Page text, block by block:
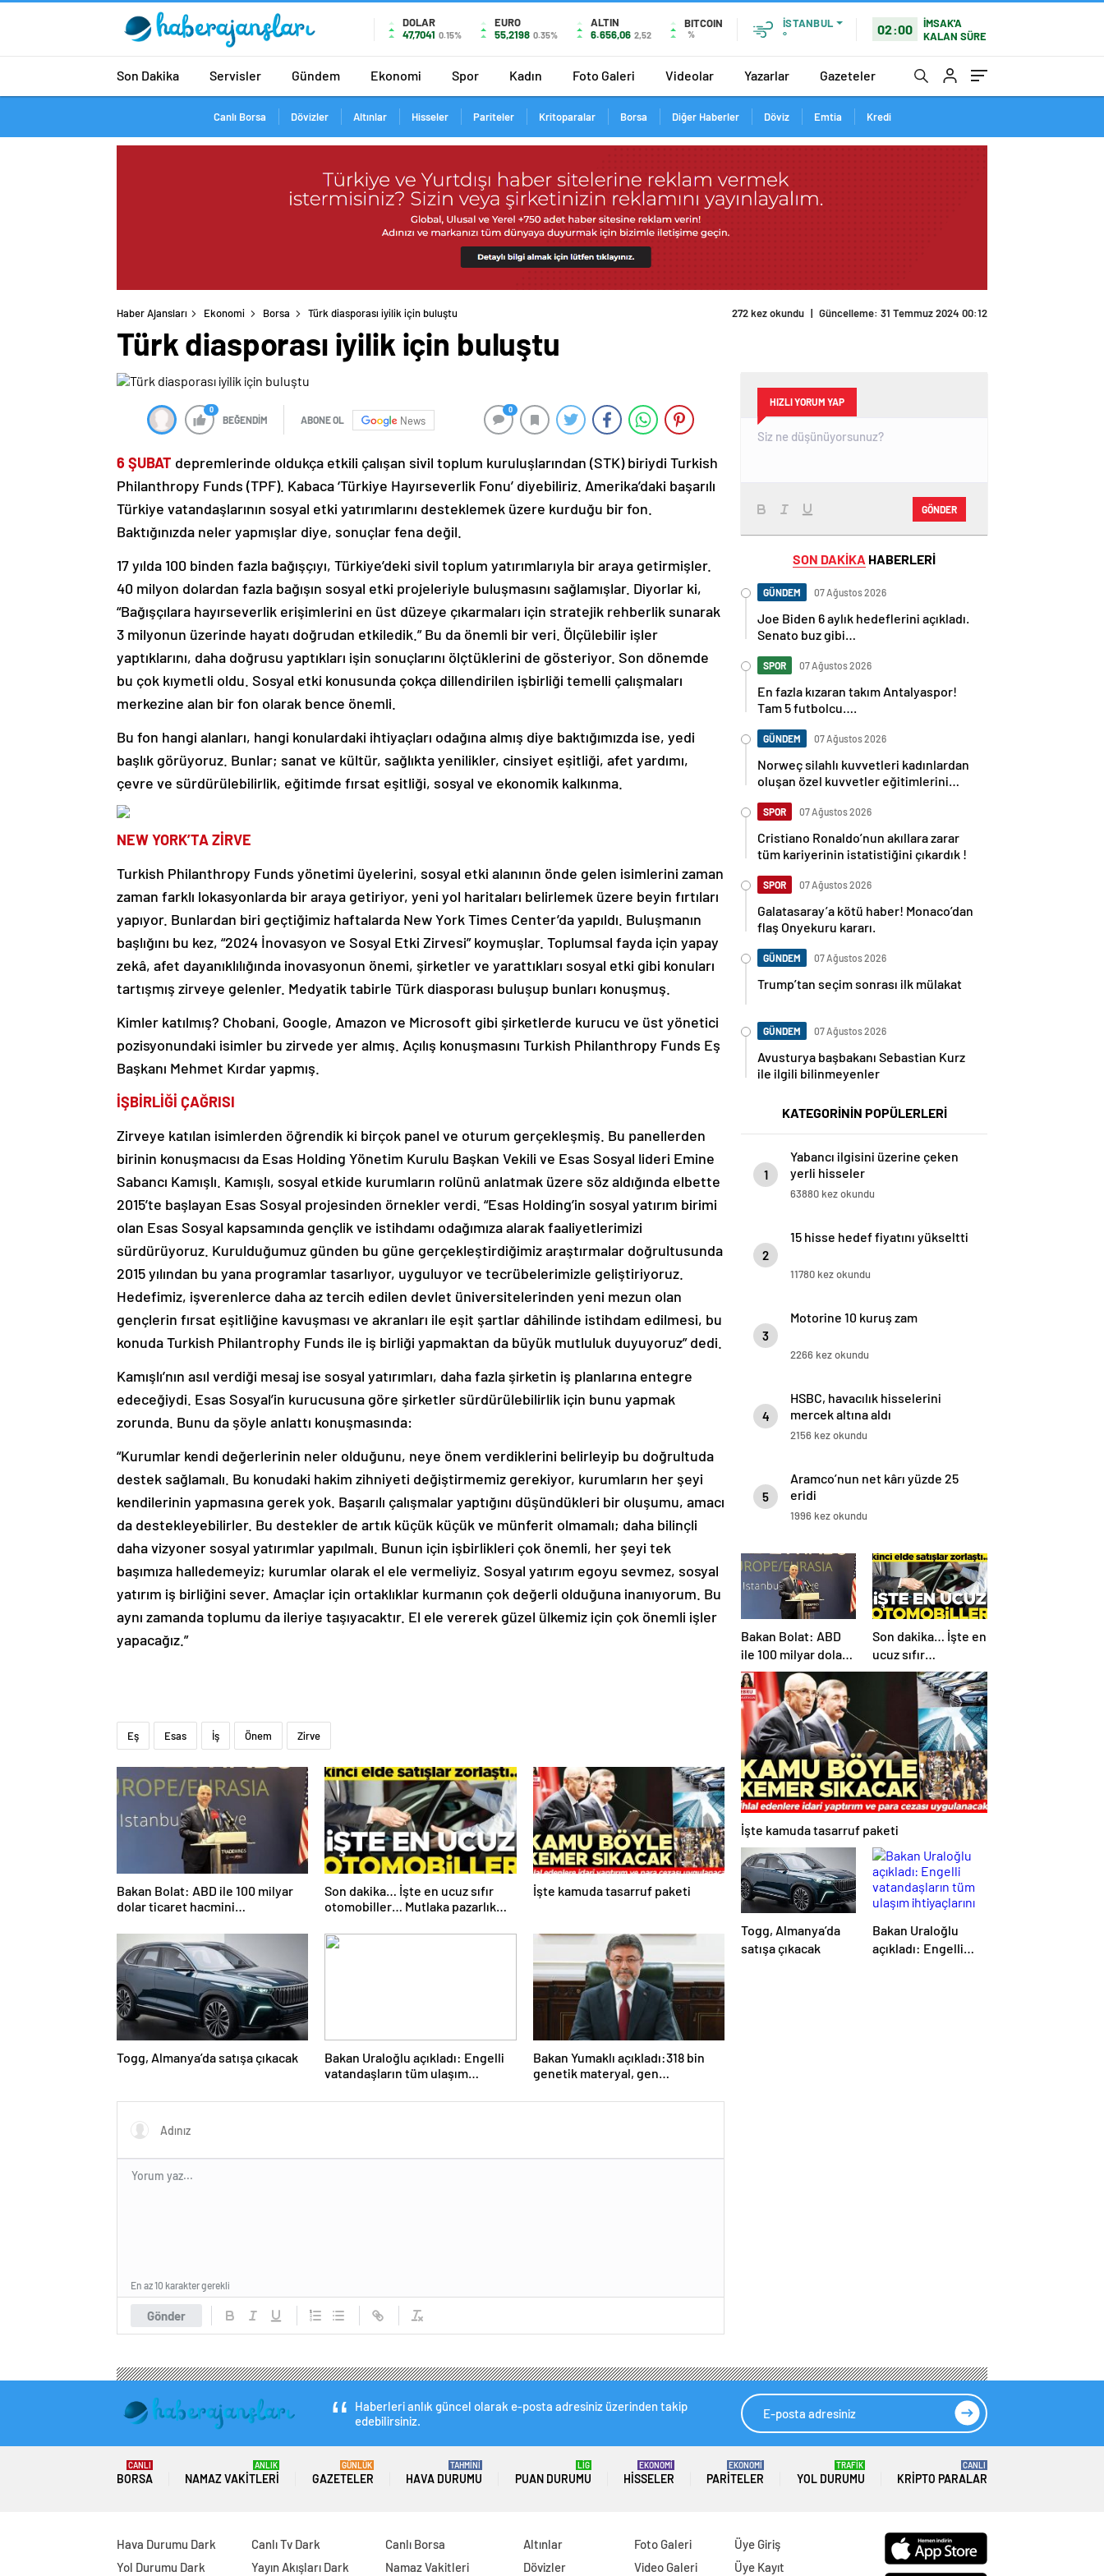
DOLAR
47,7041 0.15%
EURO
55,2198 0.35%
ALTIN
6.656,06 2,52
BITCOIN
%
İSTANBUL
°
02:00
İMSAK'A
KALAN SÜRE
Son Dakika Servisler Gündem Ekonomi Spor Kadın Foto Galeri Videolar Yazarlar Gazeteler
Canlı Borsa Dövizler Altınlar Hisseler Pariteler Kritoparalar Borsa Diğer Haberler Döviz Emtia Kredi
Haber Ajansları Ekonomi Borsa Türk diasporası iyilik için buluştu 272 kez okundu | Güncelleme: 31 Temmuz 2024 00:12
Türk diasporası iyilik için buluştu
0
BEĞENDİM ABONE OL News
0
6 ŞUBAT depremlerinde oldukça etkili çalışan sivil toplum kuruluşlarından (STK) biriydi Turkish
Philanthropy Funds (TPF). Kabaca ‘Türkiye Hayırseverlik Fonu’ diyebiliriz. Amerika’daki başarılı
Türkiye vatandaşlarının sosyal etki yatırımlarını desteklemek üzere kurduğu bir fon.
Baktığınızda neler yapmışlar diye, sonuçlar fena değil.
17 yılda 100 binden fazla bağışçıyı, Türkiye’deki sivil toplum yatırımlarıyla bir araya getirmişler.
40 milyon dolardan fazla bağışın sosyal etki projeleriyle buluşmasını sağlamışlar. Diyorlar ki,
“Bağışçılara hayırseverlik erişimlerini en üst düzeye çıkarmaları için stratejik rehberlik sunarak
3 milyonun üzerinde hayatı doğrudan etkiledik.” Bu da önemli bir veri. Ölçülebilir işler
yaptıklarını, daha doğrusu yaptıkları işin sonuçlarını ölçtüklerini de gösteriyor. Son dönemde
bu çok kıymetli oldu. Sosyal etki konusunda çokça dillendirilen işbirliği temelli çalışmaları
merkezine alan bir fon olarak bence önemli.
Bu fon hangi alanları, hangi konulardaki ihtiyaçları odağına almış diye baktığımızda ise, yedi
başlık görüyoruz. Bunlar; sanat ve kültür, sağlıkta yenilikler, cinsiyet eşitliği, afet yardımı,
çevre ve sürdürülebilirlik, eğitimde fırsat eşitliği, sosyal ve ekonomik kalkınma.
NEW YORK’TA ZİRVE
Turkish Philanthropy Funds yönetimi üyelerini, sosyal etki alanının önde gelen isimlerini zaman
zaman farklı lokasyonlarda bir araya getiriyor, yeni yol haritaları belirlemek üzere beyin fırtıları
yapıyor. Bunlardan biri geçtiğimiz haftalarda New York Times Center’da yapıldı. Buluşmanın
başlığını bu kez, “2024 İnovasyon ve Sosyal Etki Zirvesi” koymuşlar. Toplumsal fayda için yapay
zekâ, afet dayanıklılığında inovasyonun önemi, şirketler ve yarattıkları sosyal etki gibi konuları
tartışmış zirveye gelenler. Medyatik tabirle Türk diasporası buluşup bunları konuşmuş.
Kimler katılmış? Chobani, Google, Amazon ve Microsoft gibi şirketlerde kurucu ve üst yönetici
pozisyonundaki isimler bu zirvede yer almış. Açılış konuşmasını Turkish Philanthropy Funds Eş
Başkanı Mehmet Kırdar yapmış.
İŞBİRLİĞİ ÇAĞRISI
Zirveye katılan isimlerden öğrendik ki birçok panel ve oturum gerçekleşmiş. Bu panellerden
birinin konuşmacısı da Esas Holding Yönetim Kurulu Başkan Vekili ve Esas Sosyal lideri Emine
Sabancı Kamışlı. Kamışlı, sosyal etkide kurumların rolünü anlatmak üzere söz aldığında elbette
2015’te başlayan Esas Sosyal projesinden örnekler verdi. “Esas Holding’in sosyal yatırım birimi
olan Esas Sosyal kapsamında gençlik ve istihdamı odağımıza alarak faaliyetlerimizi
sürdürüyoruz. Kurulduğumuz günden bu güne gerçekleştirdiğimiz araştırmalar doğrultusunda
2015 yılından bu yana programlar tasarlıyor, uyguluyor ve tecrübelerimizle geliştiriyoruz.
Hedefimiz, işverenlerce daha az tercih edilen devlet üniversitelerinden yeni mezun olan
gençlerin fırsat eşitliğine kavuşması ve akranları ile eşit şartlar dâhilinde istihdam edilmesi, bu
konuda Turkish Philantrophy Funds ile iş birliği yapmaktan da büyük mutluluk duyuyoruz” dedi.
Kamışlı’nın asıl verdiği mesaj ise sosyal yatırımları, daha fazla şirketin iş planlarına entegre
edeceğiydi. Esas Sosyal’in kurucusuna göre şirketler sürdürülebilirlik için bunu yapmak
zorunda. Bunu da şöyle anlattı konuşmasında:
“Kurumlar kendi değerlerinin neler olduğunu, neye önem verdiklerini belirleyip bu doğrultuda
destek sağlamalı. Bu konudaki hakim zihniyeti değiştirmemiz gerekiyor, kurumların her şeyi
kendilerinin yapmasına gerek yok. Başarılı çalışmalar yaptığını düşündükleri bir oluşumu, amacı
da destekleyebilirler. Bu destekler de artık küçük küçük ve münferit olmamalı; daha bilinçli
daha vizyoner sosyal yatırımlar yapılmalı. Bunun için işbirlikleri çok önemli, her şeyi tek
başımıza halledemeyiz; kurumlar olarak el ele vermeliyiz. Sosyal yatırım egoyu sevmez, sosyal
yatırım iş birliğini sever. Amaçlar için ortaklıklar kurmanın çok değerli olduğuna inanıyorum. Bu
aynı zamanda toplumu da ileriye taşıyacaktır. El ele vererek güzel ülkemiz için çok önemli işler
yapacağız.”
Eş Esas İş Önem Zirve
Bakan Bolat: ABD ile 100 milyar
dolar ticaret hacmini
Son dakika… İşte en ucuz sıfır
otomobiller… Mutlaka pazarlık
İşte kamuda tasarruf paketi
Togg, Almanya’da satışa çıkacak
Bakan Uraloğlu açıkladı: Engelli
vatandaşların tüm ulaşım
Bakan Yumaklı açıkladı:318 bin
genetik materyal, gen
Gönder
En az 10 karakter gerekli
HIZLI YORUM YAP
GÖNDER
SON DAKİKA HABERLERİ
GÜNDEM 07 Ağustos 2026
Joe Biden 6 aylık hedeflerini açıkladı.
Senato buz gibi…
SPOR 07 Ağustos 2026
En fazla kızaran takım Antalyaspor!
Tam 5 futbolcu….
GÜNDEM 07 Ağustos 2026
Norweç silahlı kuvvetleri kadınlardan
oluşan özel kuvvetler eğitimlerini
SPOR 07 Ağustos 2026
Cristiano Ronaldo’nun akıllara zarar
tüm kariyerinin istatistiğini çıkardık !
SPOR 07 Ağustos 2026
Galatasaray’a kötü haber! Monaco’dan
flaş Onyekuru kararı.
GÜNDEM 07 Ağustos 2026
Trump’tan seçim sonrası ilk mülakat
GÜNDEM 07 Ağustos 2026
Avusturya başbakanı Sebastian Kurz
ile ilgili bilinmeyenler
KATEGORİNİN POPÜLERLERİ
1
Yabancı ilgisini üzerine çeken
yerli hisseler
63880 kez okundu
2
15 hisse hedef fiyatını yükseltti
11780 kez okundu
3
Motorine 10 kuruş zam
2266 kez okundu
4
HSBC, havacılık hisselerini
mercek altına aldı
2156 kez okundu
5
Aramco’nun net kârı yüzde 25
eridi
1996 kez okundu
Bakan Bolat: ABD
ile 100 milyar dolar
ticaret hacmini
gerçekleştirebiliriz
Son dakika… İşte en
ucuz sıfır
otomobiller…
Mutlaka pazarlık
İşte kamuda tasarruf paketi
Togg, Almanya’da
satışa çıkacak
Bakan Uraloğlu
açıkladı: Engelli
Haberleri anlık güncel olarak e-posta adresiniz üzerinden takip
edebilirsiniz.
BORSA
CANLI
NAMAZ VAKITLERI
ANLIK
GAZETELER
GÜNLÜK
HAVA DURUMU
TAHMİNİ
PUAN DURUMU
LİG
HISSELER
EKONOMİ
PARITELER
EKONOMİ
YOL DURUMU
TRAFİK
KRIPTO PARALAR
CANLI
Hava Durumu Dark
Yol Durumu Dark
Canlı Tv Dark
Yayın Akışları Dark
Canlı Borsa
Namaz Vakitleri
Altınlar
Dövizler
Foto Galeri
Video Galeri
Üye Giriş
Üye Kayıt